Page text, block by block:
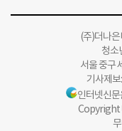
(주)더나
청소
서울 중구
기사제보:
인터넷신
Copyright